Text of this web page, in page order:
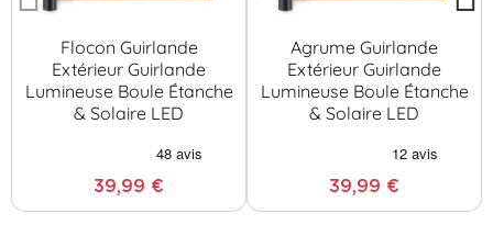
Flocon Guirlande
Extérieur Guirlande
Lumineuse Boule Étanche
& Solaire LED
39,99 €
Agrume Guirlande
Extérieur Guirlande
Lumineuse Boule Étanche
& Solaire LED
39,99 €